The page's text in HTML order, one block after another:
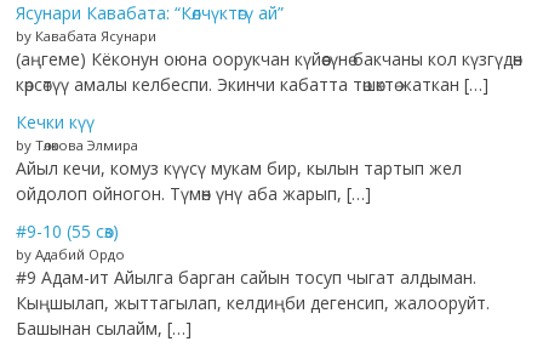
Ясунари Кавабата: “Көлчүктөгү ай”
by Кавабата Ясунари
(аңгеме) Кёконун оюна оорукчан күйөөсүнө бакчаны кол күзгүдөн
көрсөтүү амалы келбеспи. Экинчи кабатта төшөктө жаткан […]
Кечки күү
by Төлөкова Элмира
Айыл кечи, комуз күүсү мукам бир, кылын тартып жел
ойдолоп ойногон. Түмөн үнү аба жарып, […]
#9-10 (55 сөз)
by Адабий Ордо
#9 Адам-ит Айылга барган сайын тосуп чыгат алдыман.
Кыңшылап, жыттагылап, келдиңби дегенсип, жалооруйт.
Башынан сылайм, […]